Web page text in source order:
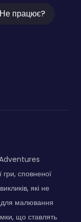
Не працює?
сповненої
які не
для малювання
що ставлять